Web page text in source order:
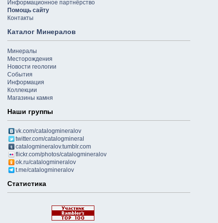
Информационное партнёрство
Помощь сайту
Контакты
Каталог Минералов
Минералы
Месторождения
Новости геологии
События
Информация
Коллекции
Магазины камня
Наши группы
vk.com/catalogmineralov
twitter.com/catalogmineral
catalogmineralov.tumblr.com
flickr.com/photos/catalogmineralov
ok.ru/catalogmineralov
t.me/catalogmineralov
Статистика